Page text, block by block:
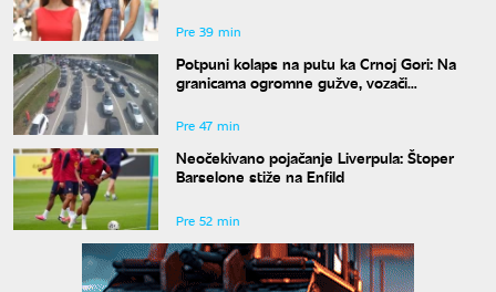
Pre 39 min
Potpuni kolaps na putu ka Crnoj Gori: Na
granicama ogromne gužve, vozači
Pre 47 min
Neočekivano pojačanje Liverpula: Štoper
Barselone stiže na Enfild
Pre 52 min